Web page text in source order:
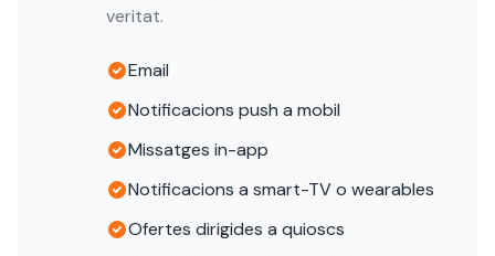
veritat.
Email
Notificacions push a mobil
Missatges in-app
Notificacions a smart-TV o wearables
Ofertes dirigides a quioscs